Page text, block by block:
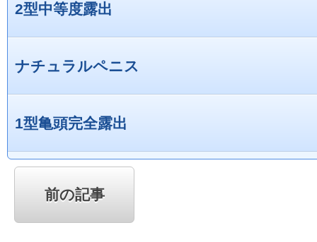
2型中等度露出
ナチュラルペニス
1型亀頭完全露出
前の記事